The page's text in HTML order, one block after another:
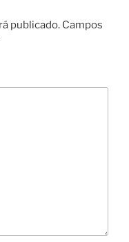
publicado. Campos